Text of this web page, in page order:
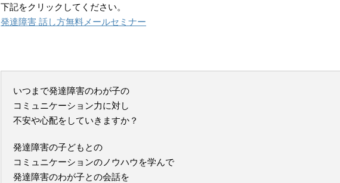
下記をクリックしてください。
発達障害 話し方無料メールセミナー
いつまで発達障害のわが子の
コミュニケーション力に対し
不安や心配をしていきますか？
発達障害の子どもとの
コミュニケーションのノウハウを学んで
発達障害のわが子との会話を